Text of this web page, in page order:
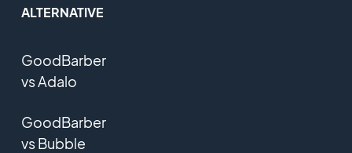
ALTERNATIVE
GoodBarber
vs Adalo
GoodBarber
vs Bubble